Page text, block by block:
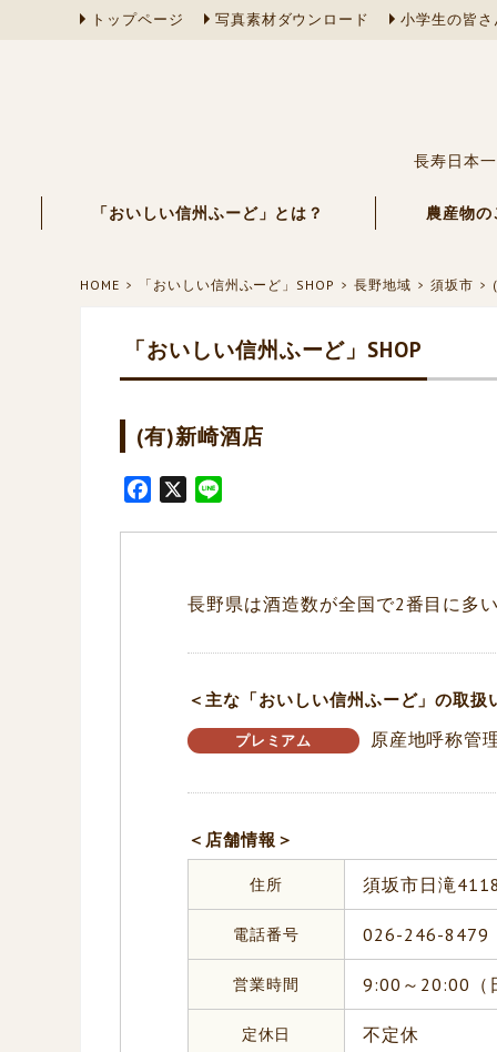
トップページ 写真素材ダウンロード 小学生の皆
長寿日本
「おいしい信州ふーど」とは？ 農産物
HOME 「おいしい信州ふーど」SHOP 長野地域 須坂市
「おいしい信州ふーど」SHOP
(有)新崎酒店
長野県は酒造数が全国で2番目に多
＜主な「おいしい信州ふーど」の取扱
プレミアム 原産地呼称管
＜店舗情報＞
住所 須坂市日滝
電話番号 026-246-8479
営業時間 9:00～20:00（
定休日 不定休